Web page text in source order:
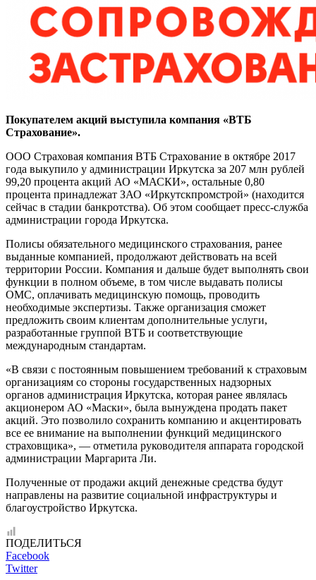
Покупателем акций выступила компания «ВТБ
Страхование».
ООО Страховая компания ВТБ Страхование в октябре 2017
года выкупило у администрации Иркутска за 207 млн рублей
99,20 процента акций АО «МАСКИ», остальные 0,80
процента принадлежат ЗАО «Иркутскпромстрой» (находится
сейчас в стадии банкротства). Об этом сообщает пресс-служба
администрации города Иркутска.
Полисы обязательного медицинского страхования, ранее
выданные компанией, продолжают действовать на всей
территории России. Компания и дальше будет выполнять свои
функции в полном объеме, в том числе выдавать полисы
ОМС, оплачивать медицинскую помощь, проводить
необходимые экспертизы. Также организация сможет
предложить своим клиентам дополнительные услуги,
разработанные группой ВТБ и соответствующие
международным стандартам.
«В связи с постоянным повышением требований к страховым
организациям со стороны государственных надзорных
органов администрация Иркутска, которая ранее являлась
акционером АО «Маски», была вынуждена продать пакет
акций. Это позволило сохранить компанию и акцентировать
все ее внимание на выполнении функций медицинского
страховщика», — отметила руководителя аппарата городской
администрации Маргарита Ли.
Полученные от продажи акций денежные средства будут
направлены на развитие социальной инфраструктуры и
благоустройство Иркутска.
ПОДЕЛИТЬСЯ
Facebook
Twitter